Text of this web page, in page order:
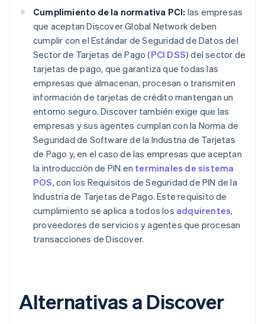
Cumplimiento de la normativa PCI: las empresas
que aceptan Discover Global Network deben
cumplir con el Estándar de Seguridad de Datos del
Sector de Tarjetas de Pago (PCI DSS) del sector de
tarjetas de pago, que garantiza que todas las
empresas que almacenan, procesan o transmiten
información de tarjetas de crédito mantengan un
entorno seguro. Discover también exige que las
empresas y sus agentes cumplan con la Norma de
Seguridad de Software de la Industria de Tarjetas
de Pago y, en el caso de las empresas que aceptan
la introducción de PIN en terminales de sistema
POS, con los Requisitos de Seguridad de PIN de la
Industria de Tarjetas de Pago. Este requisito de
cumplimiento se aplica a todos los adquirentes,
proveedores de servicios y agentes que procesan
transacciones de Discover.
Alternativas a Discover